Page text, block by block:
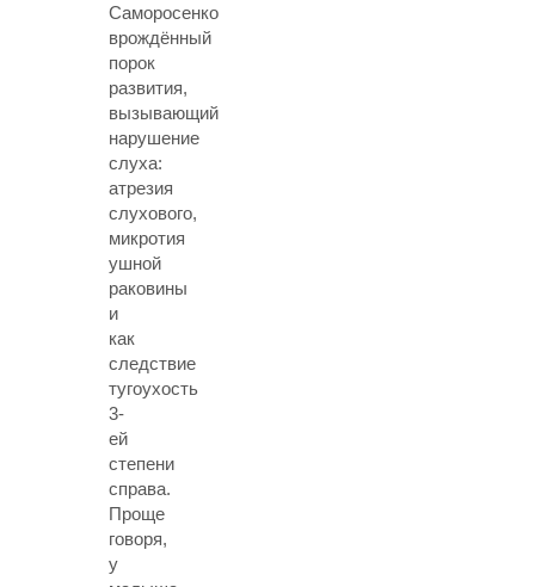
Саморосенко
врождённый
порок
развития,
вызывающий
нарушение
слуха:
атрезия
слухового,
микротия
ушной
раковины
и
как
следствие
тугоухость
3-
ей
степени
справа.
Проще
говоря,
у